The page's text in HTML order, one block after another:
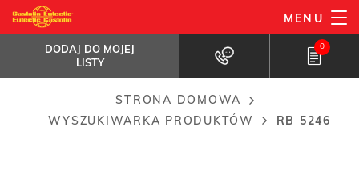
Przejdź
do
MENU
DODAJ DO MOJEJ
LISTY
0
RB 5246
DODAJ DO MOJEJ LISTY
Breadcrumb
STRONA DOMOWA
WYSZUKIWARKA PRODUKTÓW
RB 5246